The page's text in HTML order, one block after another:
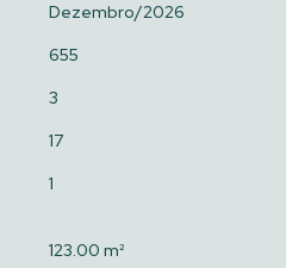
Dezembro/2026
655
3
17
1
123.00 m²